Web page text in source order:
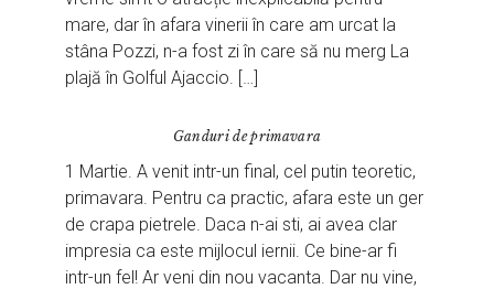
mare, dar în afara vinerii în care am urcat la
stâna Pozzi, n-a fost zi în care să nu merg La
plajă în Golful Ajaccio. […]
Ganduri de primavara
1 Martie. A venit intr-un final, cel putin teoretic,
primavara. Pentru ca practic, afara este un ger
de crapa pietrele. Daca n-ai sti, ai avea clar
impresia ca este mijlocul iernii. Ce bine-ar fi
intr-un fel! Ar veni din nou vacanta. Dar nu vine,